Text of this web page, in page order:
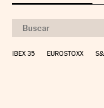
IBEX 35 EUROSTOXX